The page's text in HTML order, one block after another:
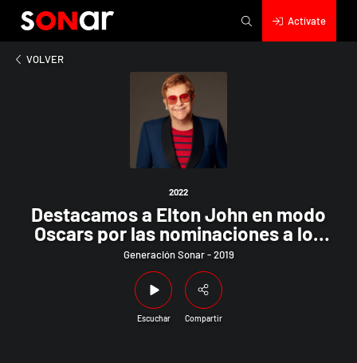
Actívate
VOLVER
2022
Destacamos a Elton John en modo
Oscars por las nominaciones a los
premios de la Academia; Ring Starr
muy activo sigue con fechas
agendadas; y más
Generación Sonar - 2019
Escuchar Compartir
2022
a Elton John en modo Oscars por las nominaciones a